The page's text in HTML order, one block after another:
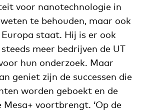
voor nanotechnologie in
te behouden, maar ook
staat. Hij is er ook
meer bedrijven de UT
hun onderzoek. Maar
geniet zijn de successen die
worden geboekt en de
voortbrengt. ‘Op de